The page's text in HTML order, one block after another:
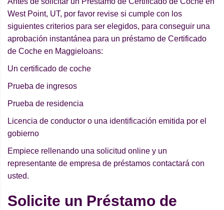
West Point, UT, por favor revise si cumple con los
siguientes criterios para ser elegidos, para conseguir una
aprobación instantánea para un préstamo de Certificado
de Coche en Maggieloans:
Un certificado de coche
Prueba de ingresos
Prueba de residencia
Licencia de conductor o una identificación emitida por el
gobierno
Empiece rellenando una solicitud online y un
representante de empresa de préstamos contactará con
usted.
Solicite un Préstamo de